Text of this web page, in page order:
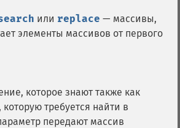
или replace — массивы,
элементы массивов от первого
которое знают также как
которую требуется найти в
передают массив